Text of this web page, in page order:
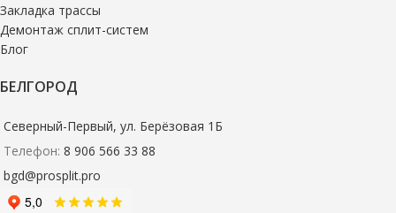
Закладка трассы
Демонтаж сплит-систем
Блог
БЕЛГОРОД
Северный-Первый, ул. Берёзовая 1Б
Телефон: 8 906 566 33 88
bgd@prosplit.pro